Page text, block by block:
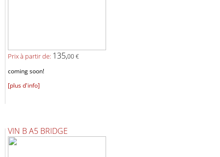
Prix ​​à partir de: 135,00 €
coming soon!
[plus d'info]
VIN B A5 BRIDGE